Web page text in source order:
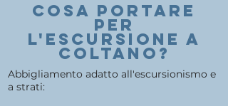
COSA PORTARE
PER
l'escursione a
COLTANO?
Abbigliamento adatto all'escursionismo e
a strati: